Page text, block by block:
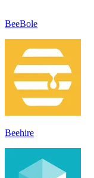
BeeBole
Beehire